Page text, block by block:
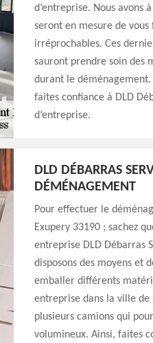
d’entreprise. Nous avons
seront en mesure de
irréprochables. Ces
sauront prendre soin des
durant le déménagement.
faites confiance à DLD
d’entreprise.
DLD DÉBARRAS
DÉMÉNAGEMENT
Pour effectuer le
Exupery 33190 ; sachez
entreprise DLD Débarras
disposons des moyens et
emballer différents
entreprise dans la ville de
plusieurs camions qui
volumineux. Ainsi, faites